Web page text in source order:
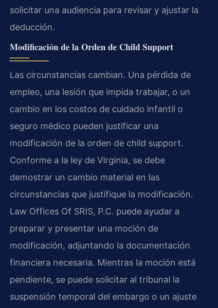
solicitar una audiencia para revisar y ajustar la
deducción.
Modificación de la Orden de Child Support
Las circunstancias cambian. Una pérdida de
empleo, una lesión que impida trabajar, o un
cambio en los costos de cuidado infantil o
seguro médico pueden justificar una
modificación de la orden de child support.
Conforme a la ley de Virginia, se debe
demostrar un cambio material en las
circunstancias que justifique la modificación.
Law Offices Of SRIS, P.C. puede ayudar a
preparar y presentar una moción de
modificación, adjuntando la documentación
financiera necesaria. Mientras la moción está
pendiente, se puede solicitar al tribunal la
suspensión temporal del embargo o un ajuste